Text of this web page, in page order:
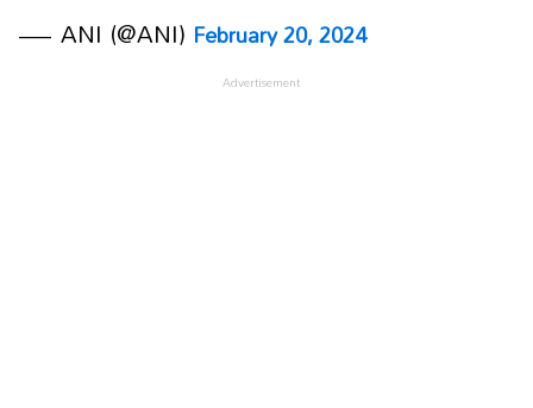
— ANI (@ANI) February 20, 2024